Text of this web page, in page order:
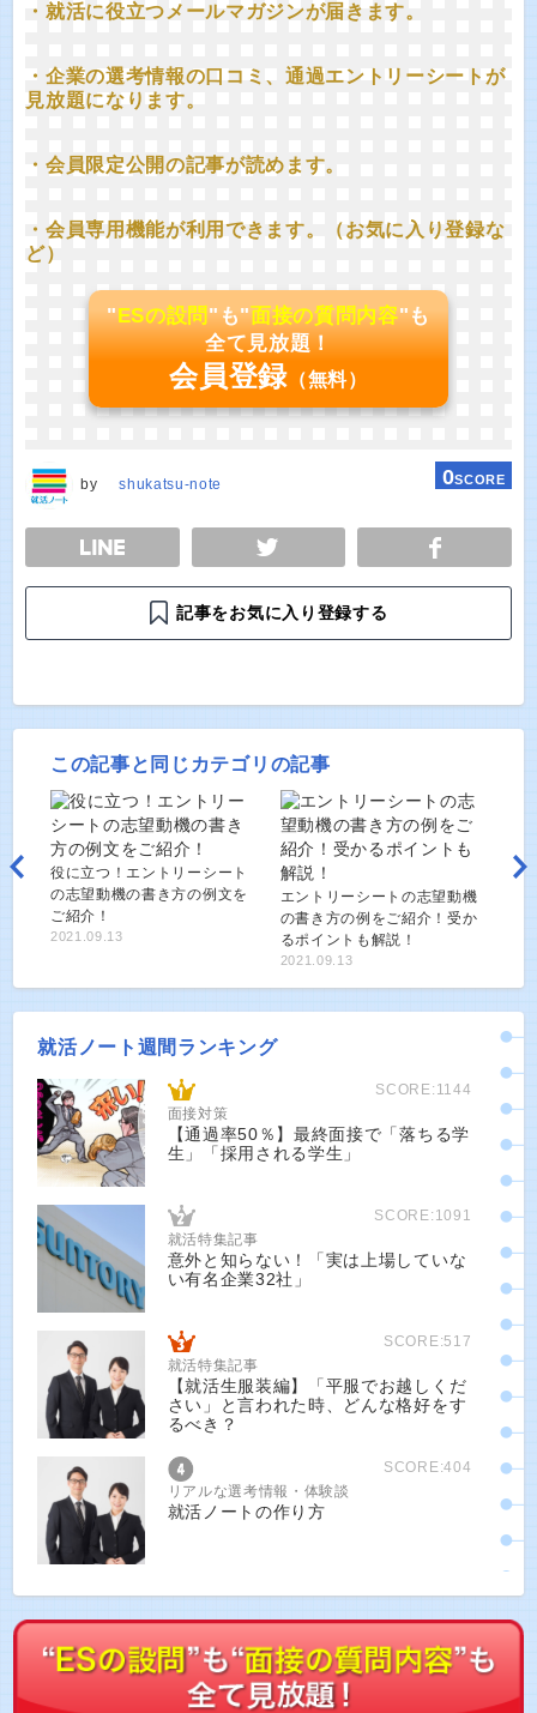
・就活に役立つメールマガジンが届きます。
・企業の選考情報の口コミ、通過エントリーシートが
見放題になります。
・会員限定公開の記事が読めます。
・会員専用機能が利用できます。（お気に入り登録な
ど）
"ESの設問"も"面接の質問内容"も
全て見放題！
会員登録 （無料）
by shukatsu-note 0SCORE
TWEET
記事をお気に入り登録する
この記事と同じカテゴリの記事
役に立つ！エントリーシート
の志望動機の書き方の例文を
ご紹介！
2021.09.13
エントリーシートの志望動機
の書き方の例をご紹介！受か
るポイントも解説！
2021.09.13
就活ノート週間ランキング
SCORE:1144
面接対策
【通過率50％】最終面接で「落ちる学
生」「採用される学生」
SCORE:1091
就活特集記事
意外と知らない！「実は上場していな
い有名企業32社」
SCORE:517
就活特集記事
【就活生服装編】「平服でお越しくだ
さい」と言われた時、どんな格好をす
るべき？
SCORE:404
リアルな選考情報・体験談
就活ノートの作り方